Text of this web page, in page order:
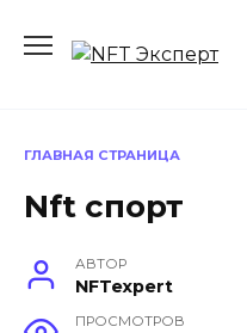
содержанию
ГЛАВНАЯ СТРАНИЦА
Nft спорт
АВТОР
NFTexpert
ПРОСМОТРОВ